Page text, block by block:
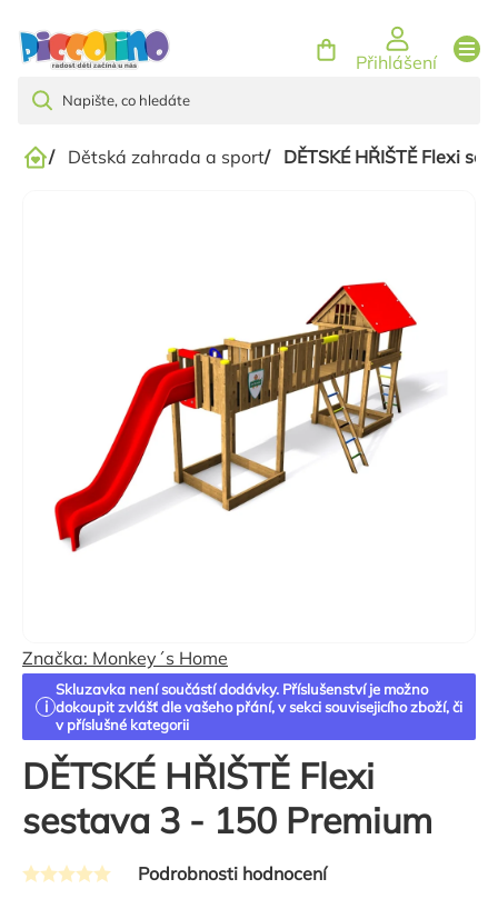
Přihlášení
Domů
/ Dětská zahrada a sport/ DĚTSKÉ HŘIŠTĚ Flexi
DĚTSKÉ HŘIŠTĚ Flexi
sestava 3 - 150 Premium
Skluzavka není součástí dodávky. Příslušenství je možno
dokoupit zvlášť dle vašeho přání, v sekci souvisejicího zboží, či
v příslušné kategorii
Průměrné
Podrobnosti hodnocení
Značka: Monkey´s Home